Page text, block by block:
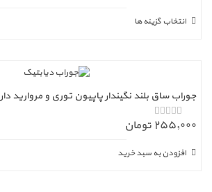
انتخاب گزینه ها
جوراب ساق بلند نگیندار پاپیون توری و مروارید دار
۲۵۵,۰۰۰ تومان
افزودن به سبد خرید